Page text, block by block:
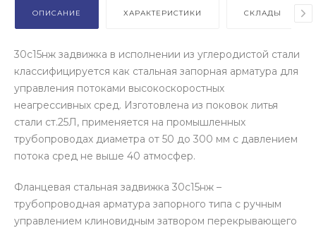
ОПИСАНИЕ ХАРАКТЕРИСТИКИ СКЛАДЫ
30с15нж задвижка в исполнении из углеродистой стали
классифицируется как стальная запорная арматура для
управления потоками высокоскоростных
неагрессивных сред. Изготовлена из поковок литья
стали ст.25Л, применяется на промышленных
трубопроводах диаметра от 50 до 300 мм с давлением
потока сред не выше 40 атмосфер.
Фланцевая стальная задвижка 30с15нж –
трубопроводная арматура запорного типа с ручным
управлением клиновидным затвором перекрывающего